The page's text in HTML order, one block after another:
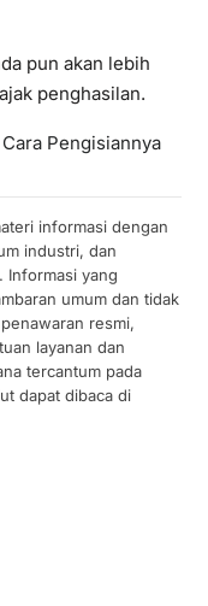
pun akan lebih
penghasilan.
Pengisiannya
informasi dengan
industri, dan
Informasi yang
umum dan tidak
resmi,
layanan dan
tercantum pada
dapat dibaca di